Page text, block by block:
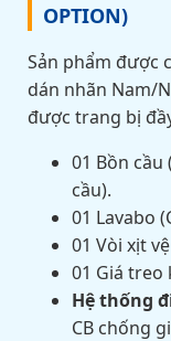
OPTION)
Sản phẩm được
dán nhãn Nam/
được trang bị
01 Bồn cầu
cầu).
01 Lavabo
01 Vòi xịt
01 Giá treo
Hệ thống
CB chống